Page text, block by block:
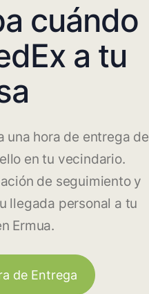
cuándo
a tu
una hora de entrega de
en tu vecindario.
de seguimiento y
llegada personal a tu
Ermua.
de Entrega